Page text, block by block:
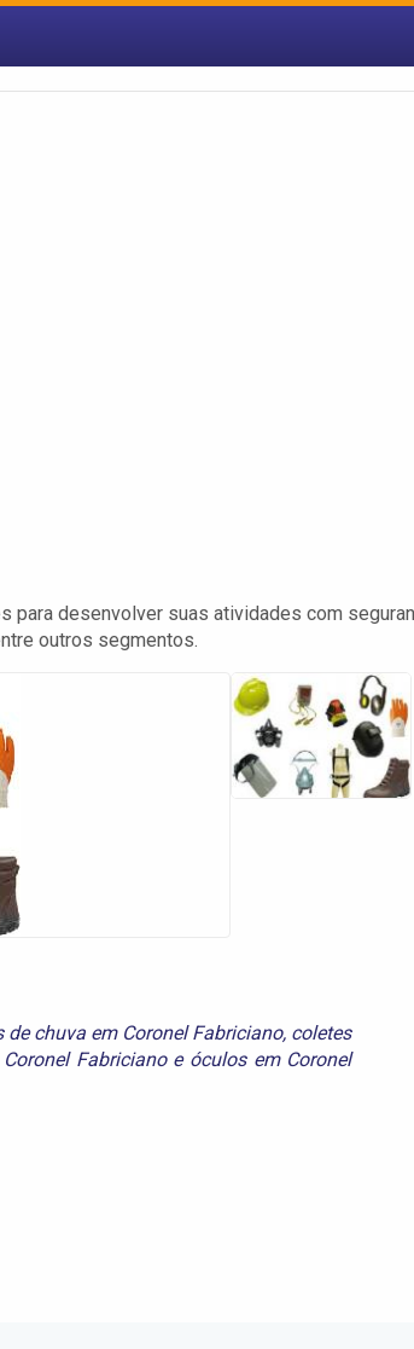
para desenvolver suas atividades com
outros segmentos.
de chuva em Coronel Fabriciano, coletes
Fabricianoe óculos em Coronel